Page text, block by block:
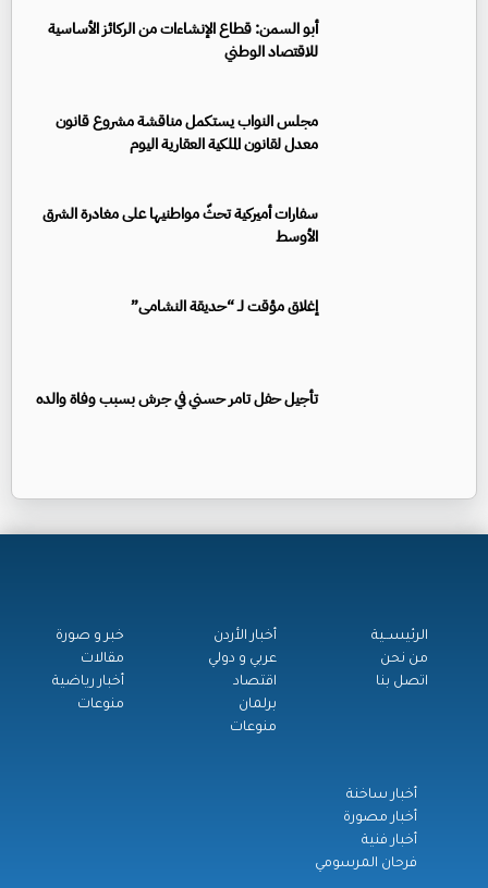
أبو السمن: قطاع الإنشاءات من الركائز الأساسية
للاقتصاد الوطني
مجلس النواب يستكمل مناقشة مشروع قانون
معدل لقانون الملكية العقارية اليوم
سفارات أميركية تحثّ مواطنيها على مغادرة الشرق
الأوسط
إغلاق مؤقت لـ “حديقة النشامى”
تأجيل حفل تامر حسني في جرش بسبب وفاة والده
الرئيســية
من نحن
اتصل بنا
أخبار الأردن
عربي و دولي
اقتصاد
برلمان
منوعات
خبر و صورة
مقالات
أخبار رياضية
منوعات
أخبار ساخنة
أخبار مصورة
أخبار فنية
فرحان المرسومي